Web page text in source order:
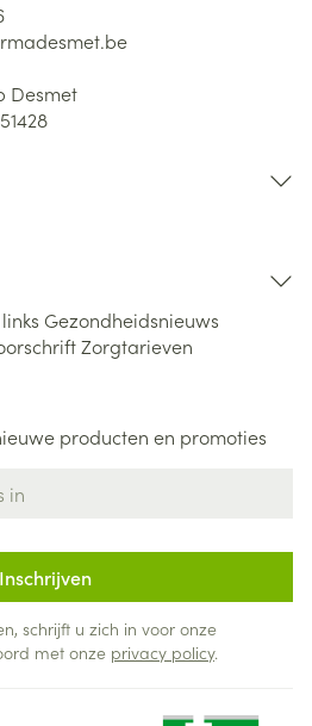
Desmet
Gezondheidsnieuws
Zorgtarieven
producten en promoties
Inschrijven
schrijft u zich in voor onze
met onze privacy policy.